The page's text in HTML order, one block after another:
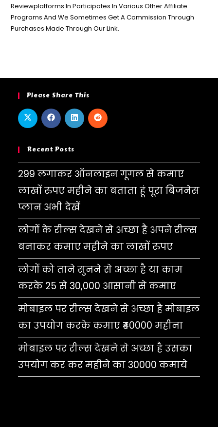
Reviewplatforms.In Participates In Various Other Affiliate
Programs And We Sometimes Get A Commission Through
Purchases Made Through Our Link.
Please Share This
Recent Posts
299 लगाकर ऑनलाइन गूगल से कमाए
लाखों रुपए महीने का बताता हूं पूरा बिजनेस
प्लान अभी देखें
लोगों के रील्स देखने से अच्छा है अपने रील्स
बनाकर कमाए महीने का लाखों रुपए
लोगों को ताने सुनने से अच्छा है या काम
करके 25 से 30,000 आसानी से कमाए
मोबाइल पर रील्स देखने से अच्छा है मोबाइल
का उपयोग करके कमाए ₹40000 महीना
मोबाइल पर रील्स देखने से अच्छा है उसका
उपयोग कर कर महीने का 30000 कमाये